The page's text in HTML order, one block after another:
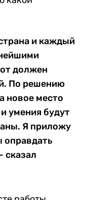
и каждый
должен
По решению
новое место
умения будут
Я приложу
оправдать
сказал